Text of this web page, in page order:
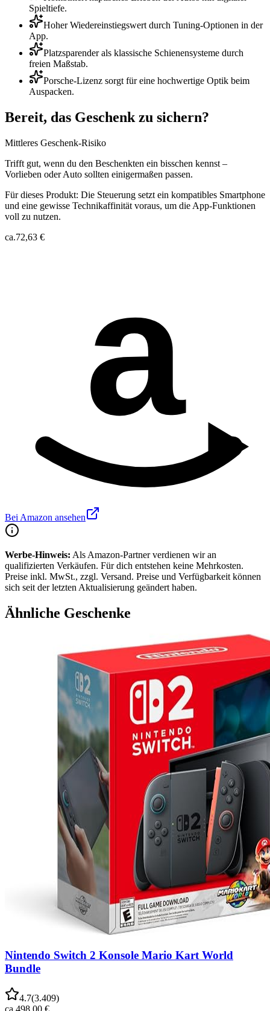
Spieltiefe.
Hoher Wiedereinstiegswert durch Tuning-Optionen in der
App.
Platzsparender als klassische Schienensysteme durch
freien Maßstab.
Porsche-Lizenz sorgt für eine hochwertige Optik beim
Auspacken.
Bereit, das Geschenk zu sichern?
Mittleres Geschenk-Risiko
Trifft gut, wenn du den Beschenkten ein bisschen kennst –
Vorlieben oder Auto sollten einigermaßen passen.
Für dieses Produkt: Die Steuerung setzt ein kompatibles Smartphone
und eine gewisse Technikaffinität voraus, um die App-Funktionen
voll zu nutzen.
ca.72,63 €
a
Bei Amazon ansehen
Werbe-Hinweis: Als Amazon-Partner verdienen wir an
qualifizierten Verkäufen. Für dich entstehen keine Mehrkosten.
Preise inkl. MwSt., zzgl. Versand. Preise und Verfügbarkeit können
sich seit der letzten Aktualisierung geändert haben.
Ähnliche Geschenke
Nintendo Switch 2 Konsole Mario Kart World
Bundle
4.7(3.409)